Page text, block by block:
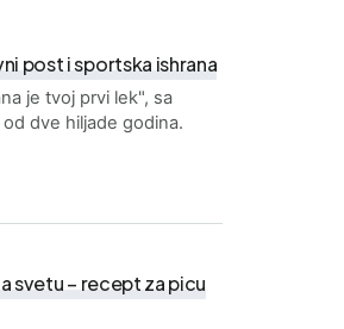
post i sportska ishrana
je tvoj prvi lek", sa
dve hiljade godina.
svetu – recept za picu